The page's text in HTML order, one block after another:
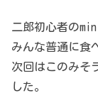
二郎初心者の
みんな普通に食
次回はこのみそ
した。